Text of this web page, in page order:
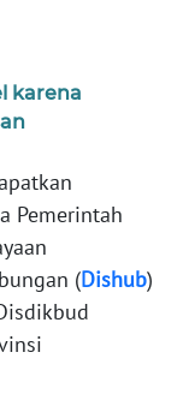
karena
Pemerintah
(Dishub)